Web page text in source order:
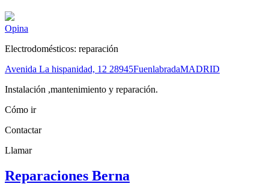
Opina
Electrodomésticos: reparación
Avenida La hispanidad, 12 28945FuenlabradaMADRID
Instalación ,mantenimiento y reparación.
Cómo ir
Contactar
Llamar
Reparaciones Berna